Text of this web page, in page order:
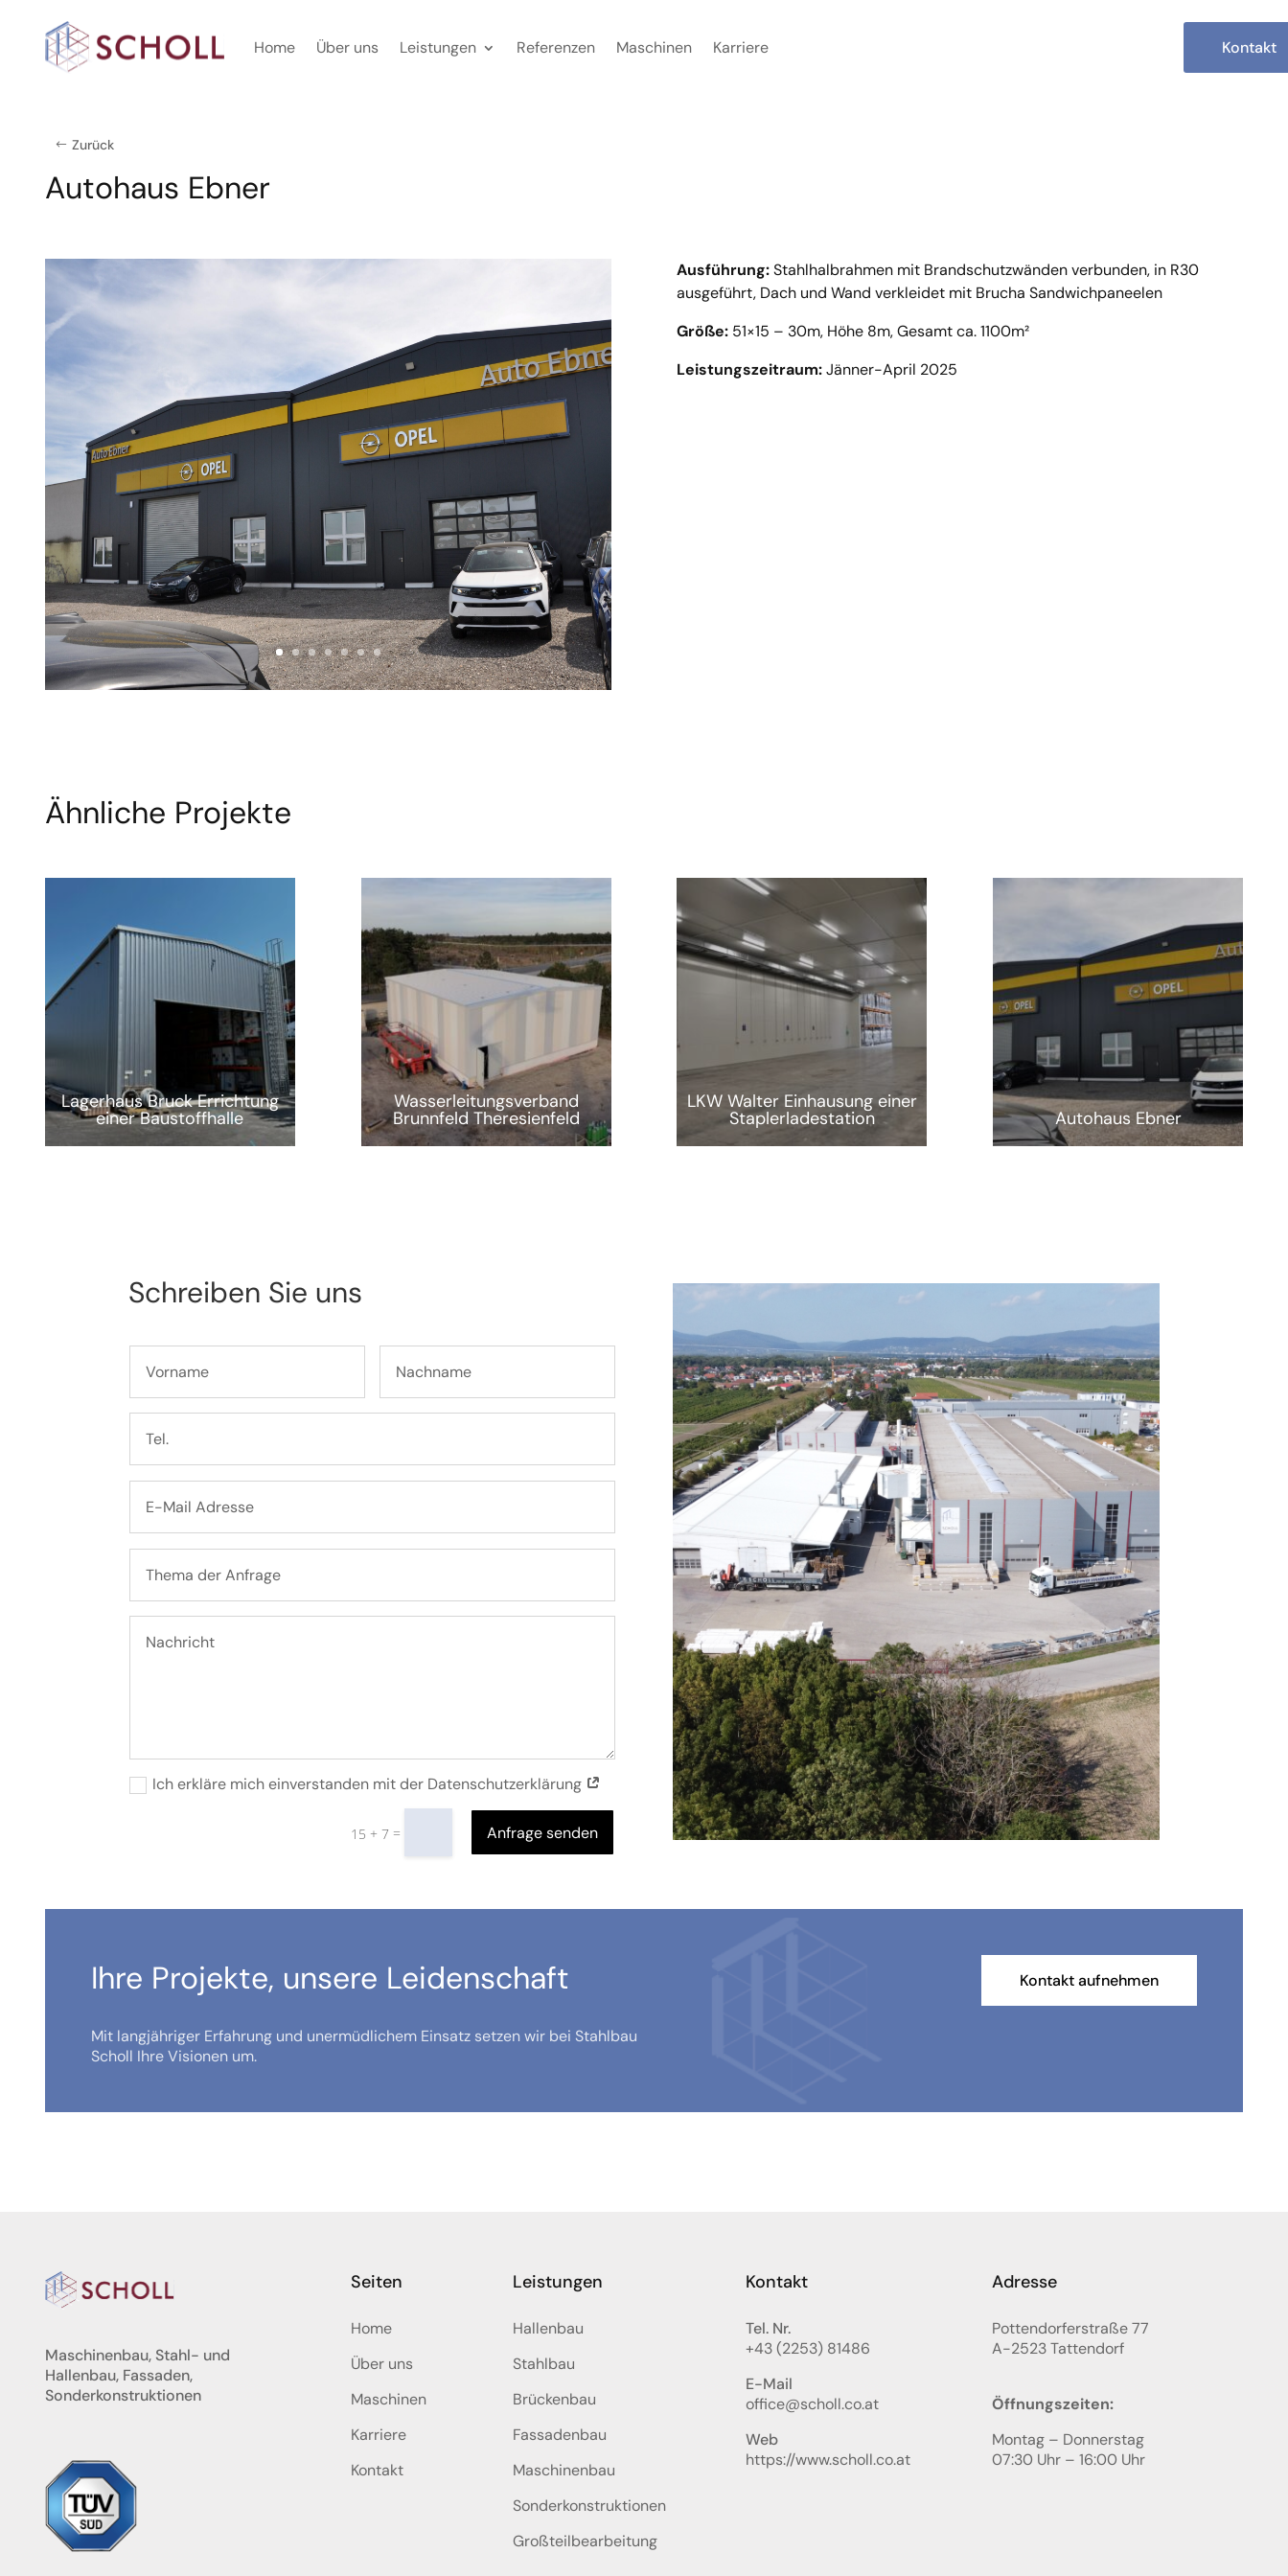
Home Über uns Leistungen Referenzen Maschinen Karriere Kontakt
Zurück
Autohaus Ebner
Ausführung:Stahlhalbrahmen mit Brandschutzwänden verbunden, in R30
ausgeführt, Dach und Wand verkleidet mit Brucha Sandwichpaneelen
Größe: 51×15 – 30m, Höhe 8m, Gesamt ca. 1100m²
Leistungszeitraum:Jänner-April 2025
Ähnliche Projekte
Lagerhaus Bruck Errichtung
einer Baustoffhalle
Wasserleitungsverband
Brunnfeld Theresienfeld
LKW Walter Einhausung einer
Staplerladestation Autohaus Ebner
Schreiben Sie uns
Ich erkläre mich einverstanden mit der Datenschutzerklärung
15 + 7 = Anfrage senden
Ihre Projekte, unsere Leidenschaft
Mit langjähriger Erfahrung und unermüdlichem Einsatz setzen wir bei Stahlbau
Scholl Ihre Visionen um.
Kontakt aufnehmen
Maschinenbau, Stahl- und
Hallenbau, Fassaden,
Sonderkonstruktionen
Seiten
Home
Über uns
Maschinen
Karriere
Kontakt
Leistungen
Hallenbau
Stahlbau
Brückenbau
Fassadenbau
Maschinenbau
Sonderkonstruktionen
Großteilbearbeitung
Kontakt
Tel. Nr.
+43 (2253) 81486
E-Mail
office@scholl.co.at
Web
https://www.scholl.co.at
Adresse
Pottendorferstraße 77
A-2523Tattendorf
Öffnungszeiten:
Montag – Donnerstag
07:30 Uhr – 16:00 Uhr